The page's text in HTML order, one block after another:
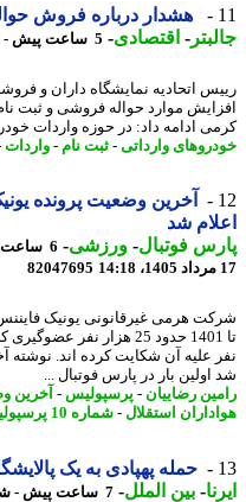
هشدار درباره فروش حواله
-اقتصادی-5 ساعت پیش - شنبه 17 مرداد 1405، 15:07
اتحادیه نمایشگاه داران و
موارد حواله فروشی و ثبت نام
ادامه داد: در حوزه واردات خودرو ...
وارداتی-ثبت نام-واردات -
آخرین وضعیت پرونده یونیک
شد
فوتبال-ورزشی-
6 ساعت
82047695
علیه آن شکایت کرده اند. نوشته
بار در پارس فوتبال ...
رضاییان-پرسپولیس-آخرین
استقلال-شماره 10 پرسپولیس
حمله پهپادی به یک
-بین الملل-7 ساعت پیش - شنبه 17 مرداد 1405، 13:11